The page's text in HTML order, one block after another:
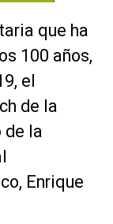
que ha
100 años,
el
de la
de la
Enrique